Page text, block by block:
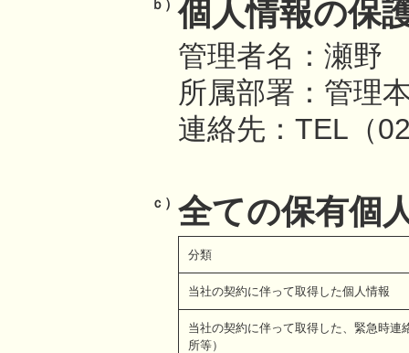
ｂ） 個人情報の保
管理者名：瀬野
所属部署：管理
連絡先：TEL（
ｃ） 全ての保有個
分類
当社の契約に伴って取得した個人情報
当社の契約に伴って取得した、緊急時連
所等）